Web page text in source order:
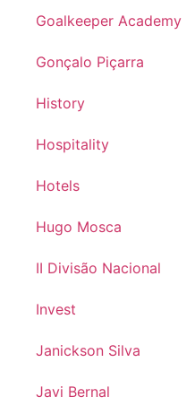
Goalkeeper Academy
Gonçalo Piçarra
History
Hospitality
Hotels
Hugo Mosca
II Divisão Nacional
Invest
Janickson Silva
Javi Bernal